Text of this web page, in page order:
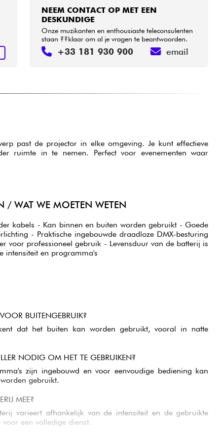
NEEM CONTACT OP MET EEN
DESKUNDIGE
Onze muzikanten en enthousiaste teleconsulenten
staan ??klaar om al je vragen te beantwoorden.
+33 181 930 900 email
past de projector in elke omgeving. Je kunt effectieve
ruimte in te nemen. Perfect voor evenementen waar
/ WAT WE MOETEN WETEN
kabels - Kan binnen en buiten worden gebruikt - Goede
- Praktische ingebouwde draadloze DMX-besturing
voor professioneel gebruik - Levensduur van de batterij is
intensiteit en programma's
BUITENGEBRUIK?
dat het buiten kan worden gebruikt, vooral in natte
NODIG OM HET TE GEBRUIKEN?
zijn ingebouwd en voor eenvoudige bediening kan
gebruikt.
MEE?
varieert afhankelijk van de intensiteit en de gebruikte
een volledige dienst.